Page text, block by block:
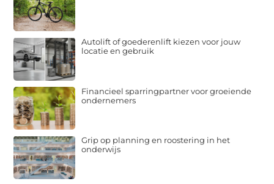
Autolift of goederenlift kiezen voor jouw
locatie en gebruik
Financieel sparringpartner voor groeiende
ondernemers
Grip op planning en roostering in het
onderwijs